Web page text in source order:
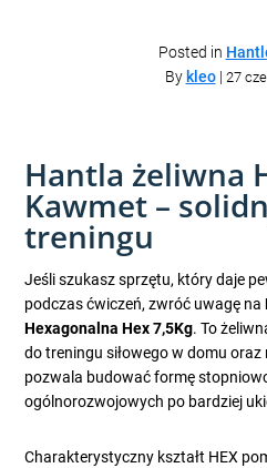
Posted in
By kleo| 27
Hantla żeliwna
Kawmet –
treningu
Jeśli szukasz sprzętu, który daje
podczas ćwiczeń, zwróć uwagę na
Hexagonalna Hex 7,5Kg. To
do treningu siłowego w domu oraz
pozwala budować formę
ogólnorozwojowych po bardziej
Charakterystyczny kształt HEX